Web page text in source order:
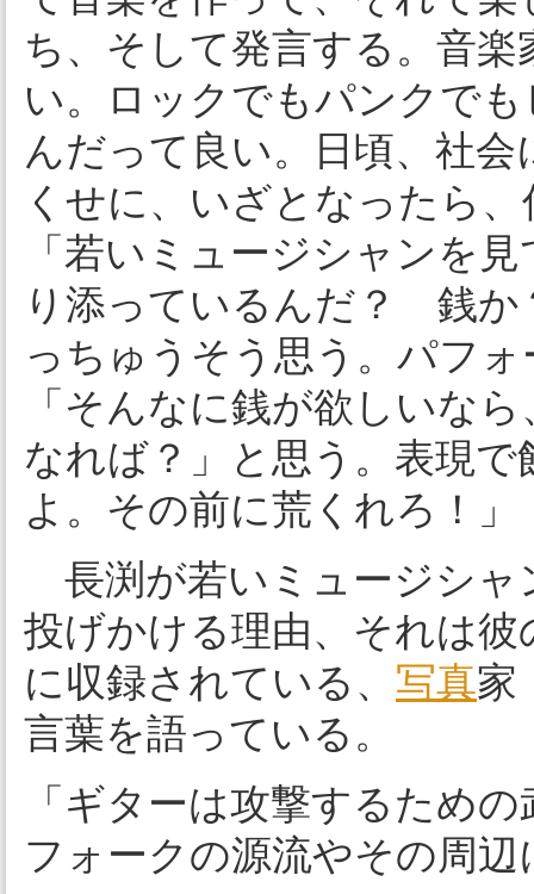
ち、そして発言する。音
い。ロックでもパンクで
んだって良い。日頃、社
くせに、いざとなったら
「若いミュージシャンを
り添っているんだ？ 銭
っちゅうそう思う。パフ
「そんなに銭が欲しいな
なれば？」と思う。表現
よ。その前に荒くれろ！」
長渕が若いミュージシャ
投げかける理由、それは
に収録されている、 写真家
言葉を語っている。
「ギターは攻撃するため
フォークの源流やその周